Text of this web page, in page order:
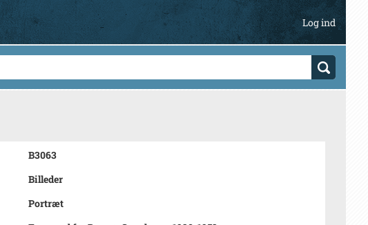
Log ind
B3063
Billeder
Portræt